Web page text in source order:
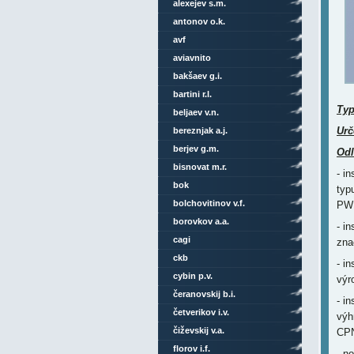
Typ
-
-
-
-
alexejev s.m.
antonov o.k.
avf
aviavnito
bakšaev g.i.
bartini r.l.
beljaev v.n.
bereznjak a.j.
berjev g.m.
bisnovat m.r.
bok
bolchovitinov v.f.
borovkov a.a.
cagi
ckb
cybin p.v.
čeranovskij b.i.
četverikov i.v.
čiževskij v.a.
florov i.f.